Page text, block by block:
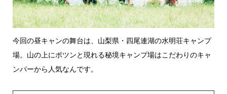
今回の昼キャンの舞台は、山梨県・四尾連湖の水明荘キャンプ
場。山の上にポツンと現れる秘境キャンプ場はこだわりのキャ
ンパーから人気なんです。